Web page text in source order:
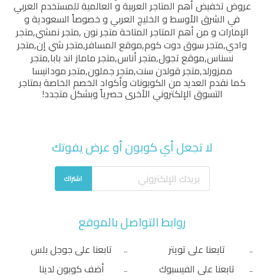
عروض تخفيض أهم المتاجر العربية و العالمية للمستخدم العربي
في الشرق الأوسط و الخليج العربي و خصوصاً السعودية و
الإمارات و من أهم المتاجر المتاحةمتجر نون,متجر نمشي,متجر
وادي,متجر سوق دوت كوم,موقع المسافر,متجر شي إن,متجر
نسناس,موقع تجول,متجر أناس,متجر ماماز اند بابا,متجر
ممزورلد,متجر قولدن سنت,متجر جملون,متجر مودانيسا
كما نقدم العديد من الكوبونات وأكواد الخصم الخاصة بمتاجر
التسوق الإلكتروني الأخرى حصرياً وبشكل متجدد!
لا تجعل أي كوبون أو عرض يفوتك
اشتراك
روابط التواصل بالموقع
تابعنا على تويتر
تابعنا على الفيسبوك
تابعنا على جوجل بلس
أضف كوبون لدينا